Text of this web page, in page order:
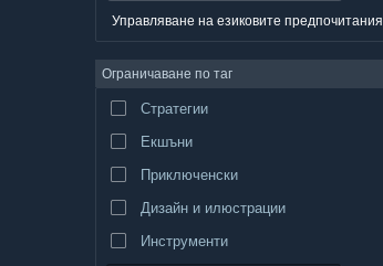
Управляване на езиковите предпочитания
Ограничаване по таг
Стратегии
Екшъни
Приключенски
Дизайн и илюстрации
Инструменти